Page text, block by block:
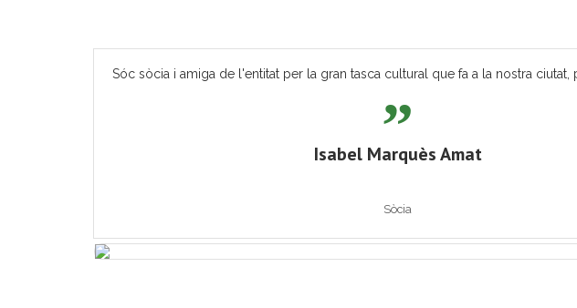
Sóc sòcia i amiga de l'entitat per la gran tasca cultural que fa a la nostra ciutat,
Isabel Marquès Amat
Sòcia